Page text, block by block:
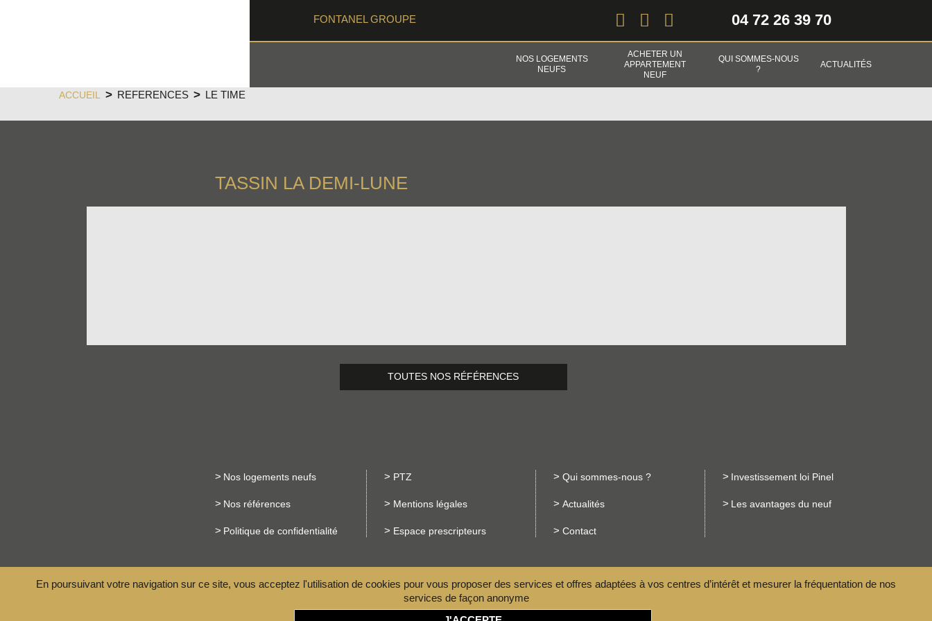
FONTANEL GROUPE 04 72 26 39 70
NOS LOGEMENTS
NEUFS
ACHETER UN
APPARTEMENT
NEUF
QUI SOMMES-NOUS
?
ACTUALITÉS
ACCUEIL REFERENCES LE TIME
TASSIN LA DEMI-LUNE
TOUTES NOS RÉFÉRENCES
Nos logements neufs
Nos références
Politique de confidentialité
PTZ
Mentions légales
Espace prescripteurs
Qui sommes-nous ?
Actualités
Contact
Investissement loi Pinel
Les avantages du neuf
PARC D’ACTIVITÉ LE CHUEL, ROUTE DE CHASSELAY - 69650 QUINCIEUX 04 72 26 39 70
En poursuivant votre navigation sur ce site, vous acceptez l'utilisation de cookies pour vous proposer des services et offres adaptées à vos centres d’intérêt et mesurer la fréquentation de nos
services de façon anonyme